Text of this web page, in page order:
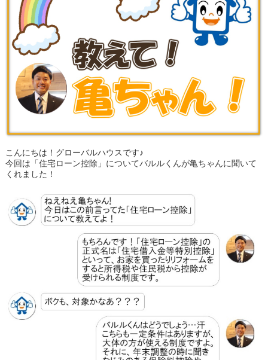
こんにちは！グローバルハウスです♪
今回は「住宅ローン控除」についてバルルくんが亀ちゃんに聞いて
くれました！